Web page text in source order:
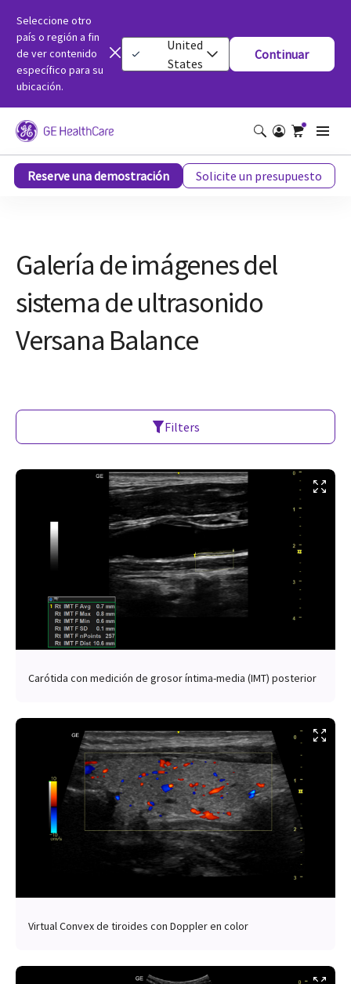
Seleccione otro
país o región a fin
de ver contenido
específico para su
ubicación.
United
States
Continuar
Galería de imágenes del sistema de ultrasonido Versana Balance
Reserve una demostración Solicite un presupuesto
Galería de imágenes del
sistema de ultrasonido
Versana Balance
Filters
Carótida con medición de grosor íntima-media (IMT) posterior
Virtual Convex de tiroides con Doppler en color